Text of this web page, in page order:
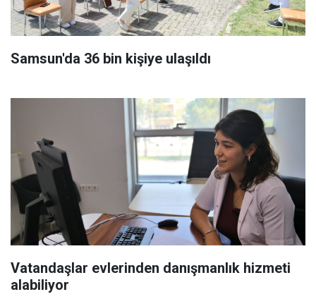
Samsun'da 36 bin kişiye ulaşıldı
Vatandaşlar evlerinden danışmanlık hizmeti
alabiliyor